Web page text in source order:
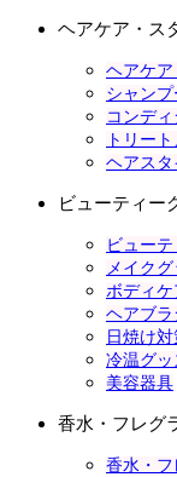
ヘアケア・ス
ヘアケ
シャンプ
コンデ
トリー
ヘアス
ビューティー
ビュー
メイク
ボディ
ヘアブラ
日焼け
冷温グッ
美容器具
香水・フレグ
香水・